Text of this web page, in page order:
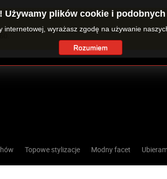
Topowe stylizacje Modny facet
Używamy plików cookie i
internetowej, wyrażasz zgodę na używanie
Rozumiem